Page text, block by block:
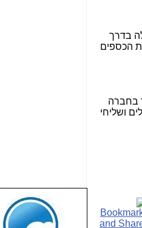
בדרך
הכספים
בחברה
ושליחי
שבוע טוב לכל
הגולשים באשר